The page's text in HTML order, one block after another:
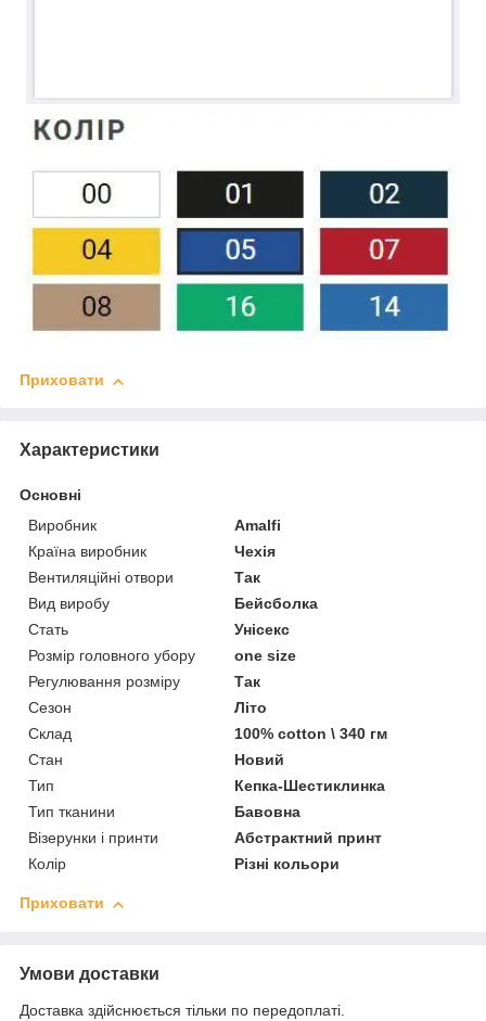
Приховати
Характеристики
Основні
Виробник
Amalfi
Країна виробник
Чехія
Вентиляційні отвори
Так
Вид виробу
Бейсболка
Стать
Унісекс
Розмір головного убору
one size
Регулювання розміру
Так
Сезон
Літо
Склад
100% cotton \ 340 гм
Стан
Новий
Тип
Кепка-Шестиклинка
Тип тканини
Бавовна
Візерунки і принти
Абстрактний принт
Колір
Різні кольори
Приховати
Умови доставки
Доставка здійснюється тільки по передоплаті.